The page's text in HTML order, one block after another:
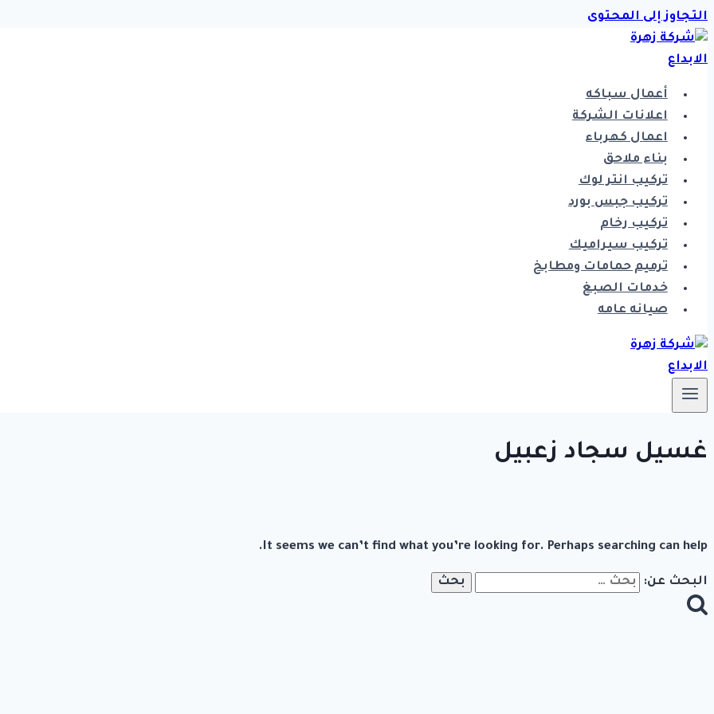
التجاوز إلى المحتوى
أعمال سباكه
اعلانات الشركة
اعمال كهرباء
بناء ملاحق
تركيب انتر لوك
تركيب جبس بورد
تركيب رخام
تركيب سيراميك
ترميم حمامات ومطابخ
خدمات الصبغ
صيانه عامه
غسيل سجاد زعبيل
It seems we can’t find what you’re looking for. Perhaps searching can help.
البحث عن: